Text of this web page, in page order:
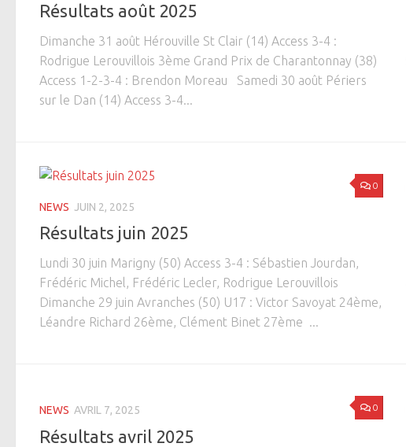
Résultats août 2025
Dimanche 31 août Hérouville St Clair (14) Access 3-4 :
Rodrigue Lerouvillois 3ème Grand Prix de Charantonnay (38)
Access 1-2-3-4 : Brendon Moreau Samedi 30 août Périers
sur le Dan (14) Access 3-4...
0
NEWS JUIN 2, 2025
Résultats juin 2025
Lundi 30 juin Marigny (50) Access 3-4 : Sébastien Jourdan,
Frédéric Michel, Frédéric Lecler, Rodrigue Lerouvillois
Dimanche 29 juin Avranches (50) U17 : Victor Savoyat 24ème,
Léandre Richard 26ème, Clément Binet 27ème ...
0
NEWS AVRIL 7, 2025
Résultats avril 2025